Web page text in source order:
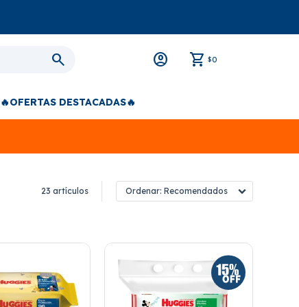
$0
🔥OFERTAS DESTACADAS🔥
23 artículos Recomendados